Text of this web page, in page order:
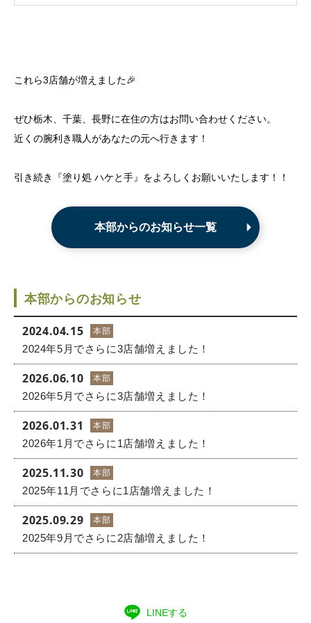
これら3店舗が増えました🎉
ぜひ栃木、千葉、長野に在住の方はお問い合わせください。
近くの腕利き職人があなたの元へ行きます！
引き続き『塗り処 ハケと手』をよろしくお願いいたします！！
本部からのお知らせ一覧
本部からのお知らせ
2024.04.15 本部
2024年5月でさらに3店舗増えました！
2026.06.10 本部
2026年5月でさらに3店舗増えました！
2026.01.31 本部
2026年1月でさらに1店舗増えました！
2025.11.30 本部
2025年11月でさらに1店舗増えました！
2025.09.29 本部
2025年9月でさらに2店舗増えました！
LINEする